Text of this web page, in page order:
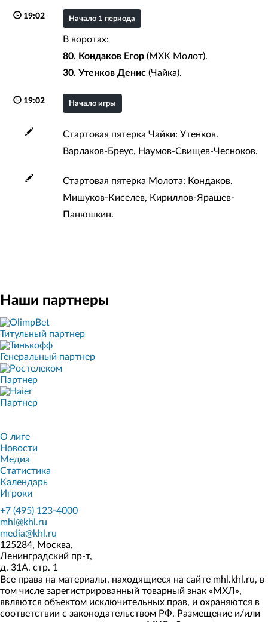
19:02 Начало 1 периода
В воротах:
80. Кондаков Егор(МХК Молот).
30. Утенков Денис(Чайка).
19:02 Начало игры
Стартовая пятерка Чайки: Утенков.
Варлаков-Бреус, Наумов-Свищев-Чесноков.
Стартовая пятерка Молота: Кондаков.
Мишуков-Киселев, Кириллов-Ярашев-
Панюшкин.
Наши партнеры
Титульный партнер
Генеральный партнер
Партнер
Партнер
О лиге
Новости
Медиа
Статистика
Календарь
Игроки
+7 (495) 123-4000
mhl@khl.ru
media@khl.ru
125284, Москва,
Ленинградский пр-т,
д. 31А, стр. 1
Все права на материалы, находящиеся на сайте mhl.khl.ru, в
том числе зарегистрированный товарный знак «МХЛ»,
являются объектом исключительных прав, и охраняются в
соответствии с законодательством РФ. Размещение и/или